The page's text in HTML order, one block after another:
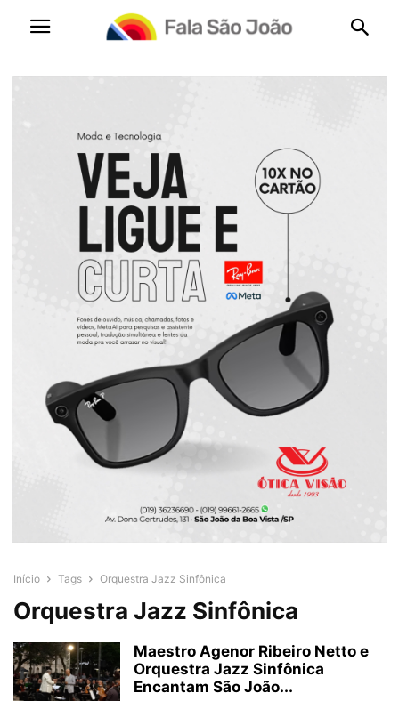
Início Tags Orquestra Jazz Sinfônica
Orquestra Jazz Sinfônica
Maestro Agenor Ribeiro Netto e
Orquestra Jazz Sinfônica
Encantam São João...